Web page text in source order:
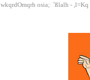
wkqrdOmqrh osia;‍්‍ßlalh - ,l=Kq